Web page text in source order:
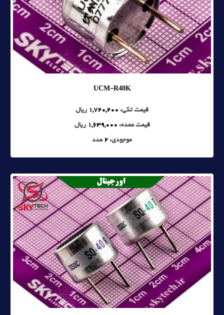
UCM-R40K
قیمت تکی: 1,720,200 ریال
قیمت عمده: 1,639,000 ریال
موجودی: 2 عدد